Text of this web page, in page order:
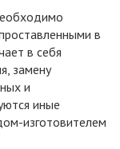
в
в себя
замену
и
иные
изготовителем